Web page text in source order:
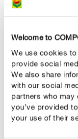
Welcome to
We use cookies
provide social
We also share
with our social
partners who
you’ve provided
your use of their
Nachhaltige
gedacht. Ganz im
verarbeiten wir
möglichst wenig
recycelten und
oder